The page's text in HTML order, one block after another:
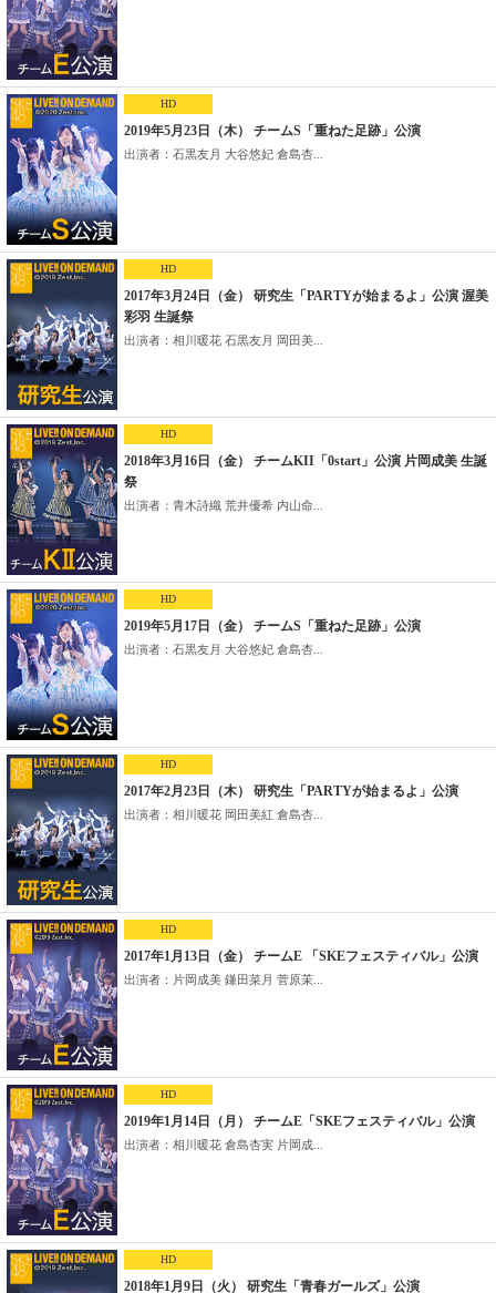
HD
2019年5月23日（木） チームS「重ねた足跡」公演
出演者：石黒友月 大谷悠妃 倉島杏...
HD
2017年3月24日（金） 研究生「PARTYが始まるよ」公演 渥美
彩羽 生誕祭
出演者：相川暖花 石黒友月 岡田美...
HD
2018年3月16日（金） チームKII「0start」公演 片岡成美 生誕
祭
出演者：青木詩織 荒井優希 内山命...
HD
2019年5月17日（金） チームS「重ねた足跡」公演
出演者：石黒友月 大谷悠妃 倉島杏...
HD
2017年2月23日（木） 研究生「PARTYが始まるよ」公演
出演者：相川暖花 岡田美紅 倉島杏...
HD
2017年1月13日（金） チームE 「SKEフェスティバル」公演
出演者：片岡成美 鎌田菜月 菅原茉...
HD
2019年1月14日（月） チームE「SKEフェスティバル」公演
出演者：相川暖花 倉島杏実 片岡成...
HD
2018年1月9日（火） 研究生「青春ガールズ」公演